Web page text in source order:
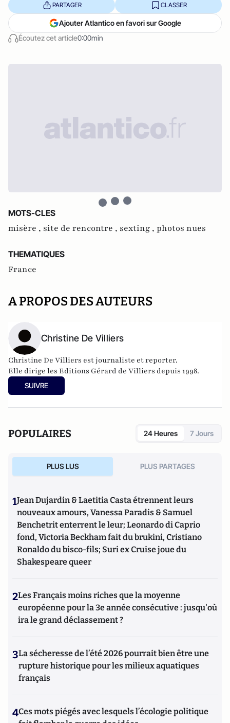
Écoutez cet article0:00min
PARTAGER CLASSER
Ajouter Atlantico en favori sur Google
MOTS-CLES
misère , site de rencontre , sexting , photos nues
THEMATIQUES
France
A PROPOS DES AUTEURS
Christine De Villiers
Christine De Villiers est journaliste et reporter.
Elle dirige les Editions Gérard de Villiers depuis 1998.
SUIVRE
POPULAIRES 24 Heures 7 Jours
PLUS LUS PLUS PARTAGES
1Jean Dujardin & Laetitia Casta étrennent leurs
nouveaux amours, Vanessa Paradis & Samuel
Benchetrit enterrent le leur; Leonardo di Caprio
fond, Victoria Beckham fait du brukini, Cristiano
Ronaldo du bisco-fils; Suri ex Cruise joue du
Shakespeare queer
2Les Français moins riches que la moyenne
européenne pour la 3e année consécutive : jusqu'où
ira le grand déclassement ?
3La sécheresse de l’été 2026 pourrait bien être une
rupture historique pour les milieux aquatiques
français
4Ces mots piégés avec lesquels l’écologie politique